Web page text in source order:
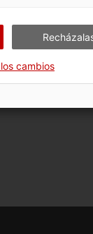
Forma de ingreso
cambios